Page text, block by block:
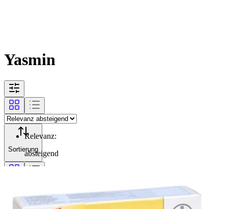
Yasmin
Sortierung
Filterung
Relevanz:
absteigend